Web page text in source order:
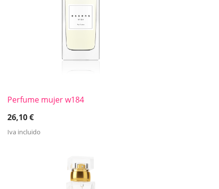
Perfume mujer w184
26,10€
Iva incluido